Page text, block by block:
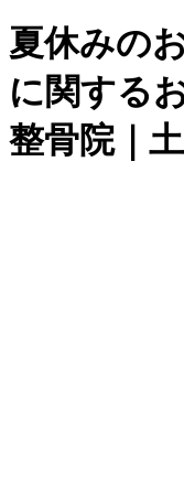
夏休みの
に関する
整骨院｜